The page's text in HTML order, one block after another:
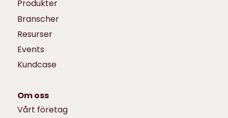
Produkter
Branscher
Resurser
Events
Kundcase
Om oss
Vårt företag